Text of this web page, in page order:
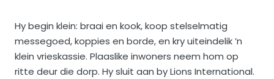
Hy begin klein: braai en kook, koop stelselmatig
messegoed, koppies en borde, en kry uiteindelik ’n
klein vrieskassie. Plaaslike inwoners neem hom op
ritte deur die dorp. Hy sluit aan by Lions International.